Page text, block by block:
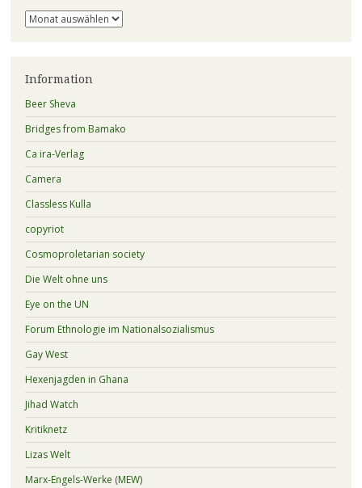
Archiv
Information
Beer Sheva
Bridges from Bamako
Ca ira-Verlag
Camera
Classless Kulla
copyriot
Cosmoproletarian society
Die Welt ohne uns
Eye on the UN
Forum Ethnologie im Nationalsozialismus
Gay West
Hexenjagden in Ghana
Jihad Watch
Kritiknetz
Lizas Welt
Marx-Engels-Werke (MEW)